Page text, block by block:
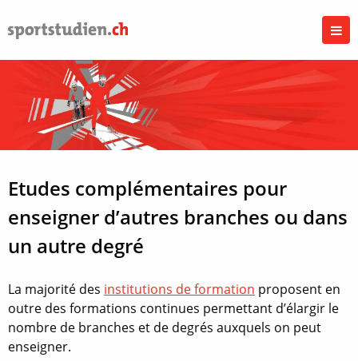
Etudes complémentaires pour
enseigner d’autres branches ou dans
un autre degré
La majorité des institutions de formation proposent en
outre des formations continues permettant d’élargir le
nombre de branches et de degrés auxquels on peut
enseigner.